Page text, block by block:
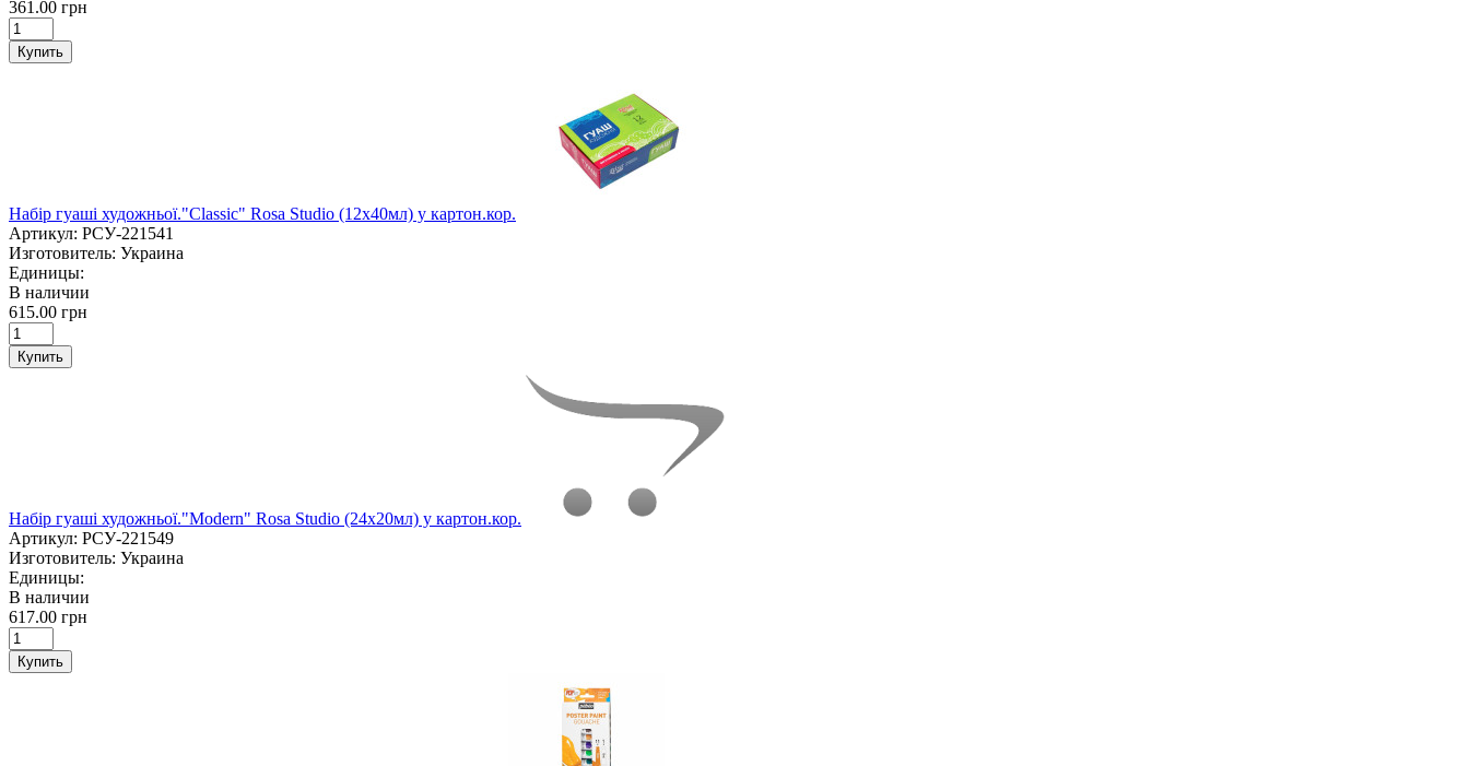
361.00 грн
Купить
Набір гуаші художньої."Classic" Rosa Studio (12х40мл) у картон.кор.
Артикул: РСУ-221541
Изготовитель: Украина
Единицы:
В наличии
615.00 грн
Купить
Набір гуаші художньої."Modern" Rosa Studio (24х20мл) у картон.кор.
Артикул: РСУ-221549
Изготовитель: Украина
Единицы:
В наличии
617.00 грн
Купить